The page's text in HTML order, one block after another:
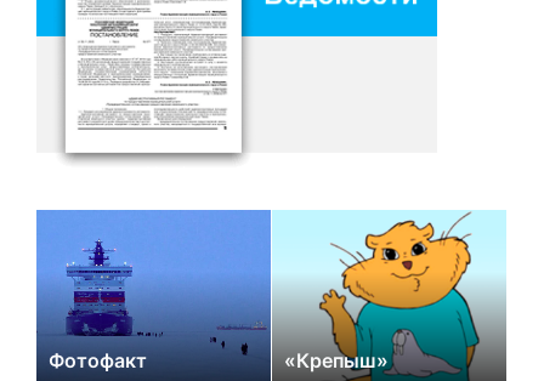
Фотофакт «Крепыш»